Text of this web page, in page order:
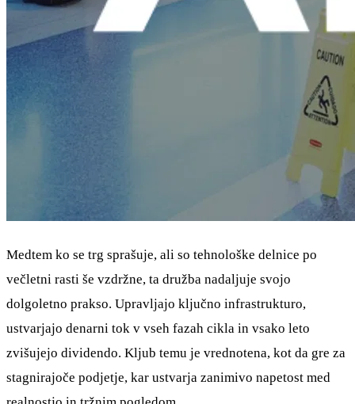
Medtem ko se trg sprašuje, ali so tehnološke delnice po
večletni rasti še vzdržne, ta družba nadaljuje svojo
dolgoletno prakso. Upravljajo ključno infrastrukturo,
ustvarjajo denarni tok v vseh fazah cikla in vsako leto
zvišujejo dividendo. Kljub temu je vrednotena, kot da gre za
stagnirajoče podjetje, kar ustvarja zanimivo napetost med